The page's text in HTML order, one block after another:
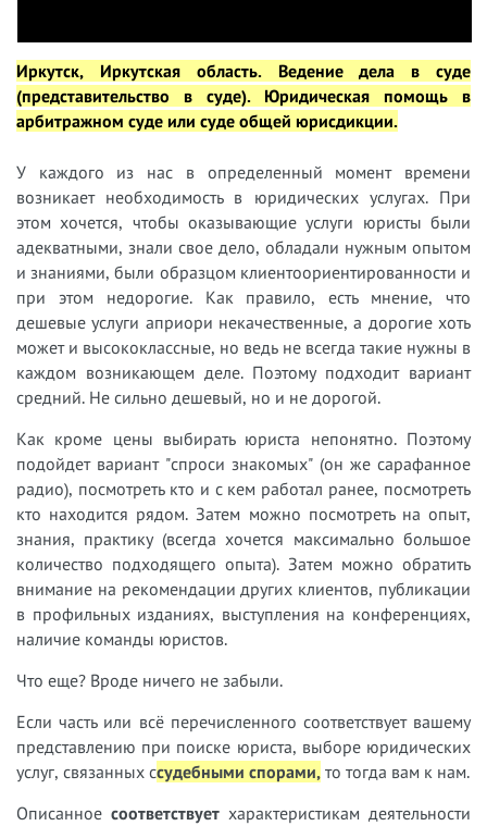
Иркутск, Иркутская область. Ведение дела в суде
(представительство в суде).Юридическая помощь в
арбитражном суде или суде общей юрисдикции.
У каждого из нас в определенный момент времени
возникает необходимость в юридических услугах. При
этом хочется, чтобы оказывающие услуги юристы были
адекватными, знали свое дело, обладали нужным опытом
и знаниями, были образцом клиентоориентированности и
при этом недорогие. Как правило, есть мнение, что
дешевые услуги априори некачественные, а дорогие хоть
может и высококлассные, но ведь не всегда такие нужны в
каждом возникающем деле. Поэтому подходит вариант
средний. Не сильно дешевый, но и не дорогой.
Как кроме цены выбирать юриста непонятно. Поэтому
подойдет вариант "спроси знакомых" (он же сарафанное
радио), посмотреть кто и с кем работал ранее, посмотреть
кто находится рядом. Затем можно посмотреть на опыт,
знания, практику (всегда хочется максимально большое
количество подходящего опыта). Затем можно обратить
внимание на рекомендации других клиентов, публикации
в профильных изданиях, выступления на конференциях,
наличие команды юристов.
Что еще? Вроде ничего не забыли.
Если часть или всё перечисленного соответствует вашему
представлению при поиске юриста, выборе юридических
услуг, связанных ссудебными спорами, то тогда вам к нам.
Описанное соответствует характеристикам деятельности